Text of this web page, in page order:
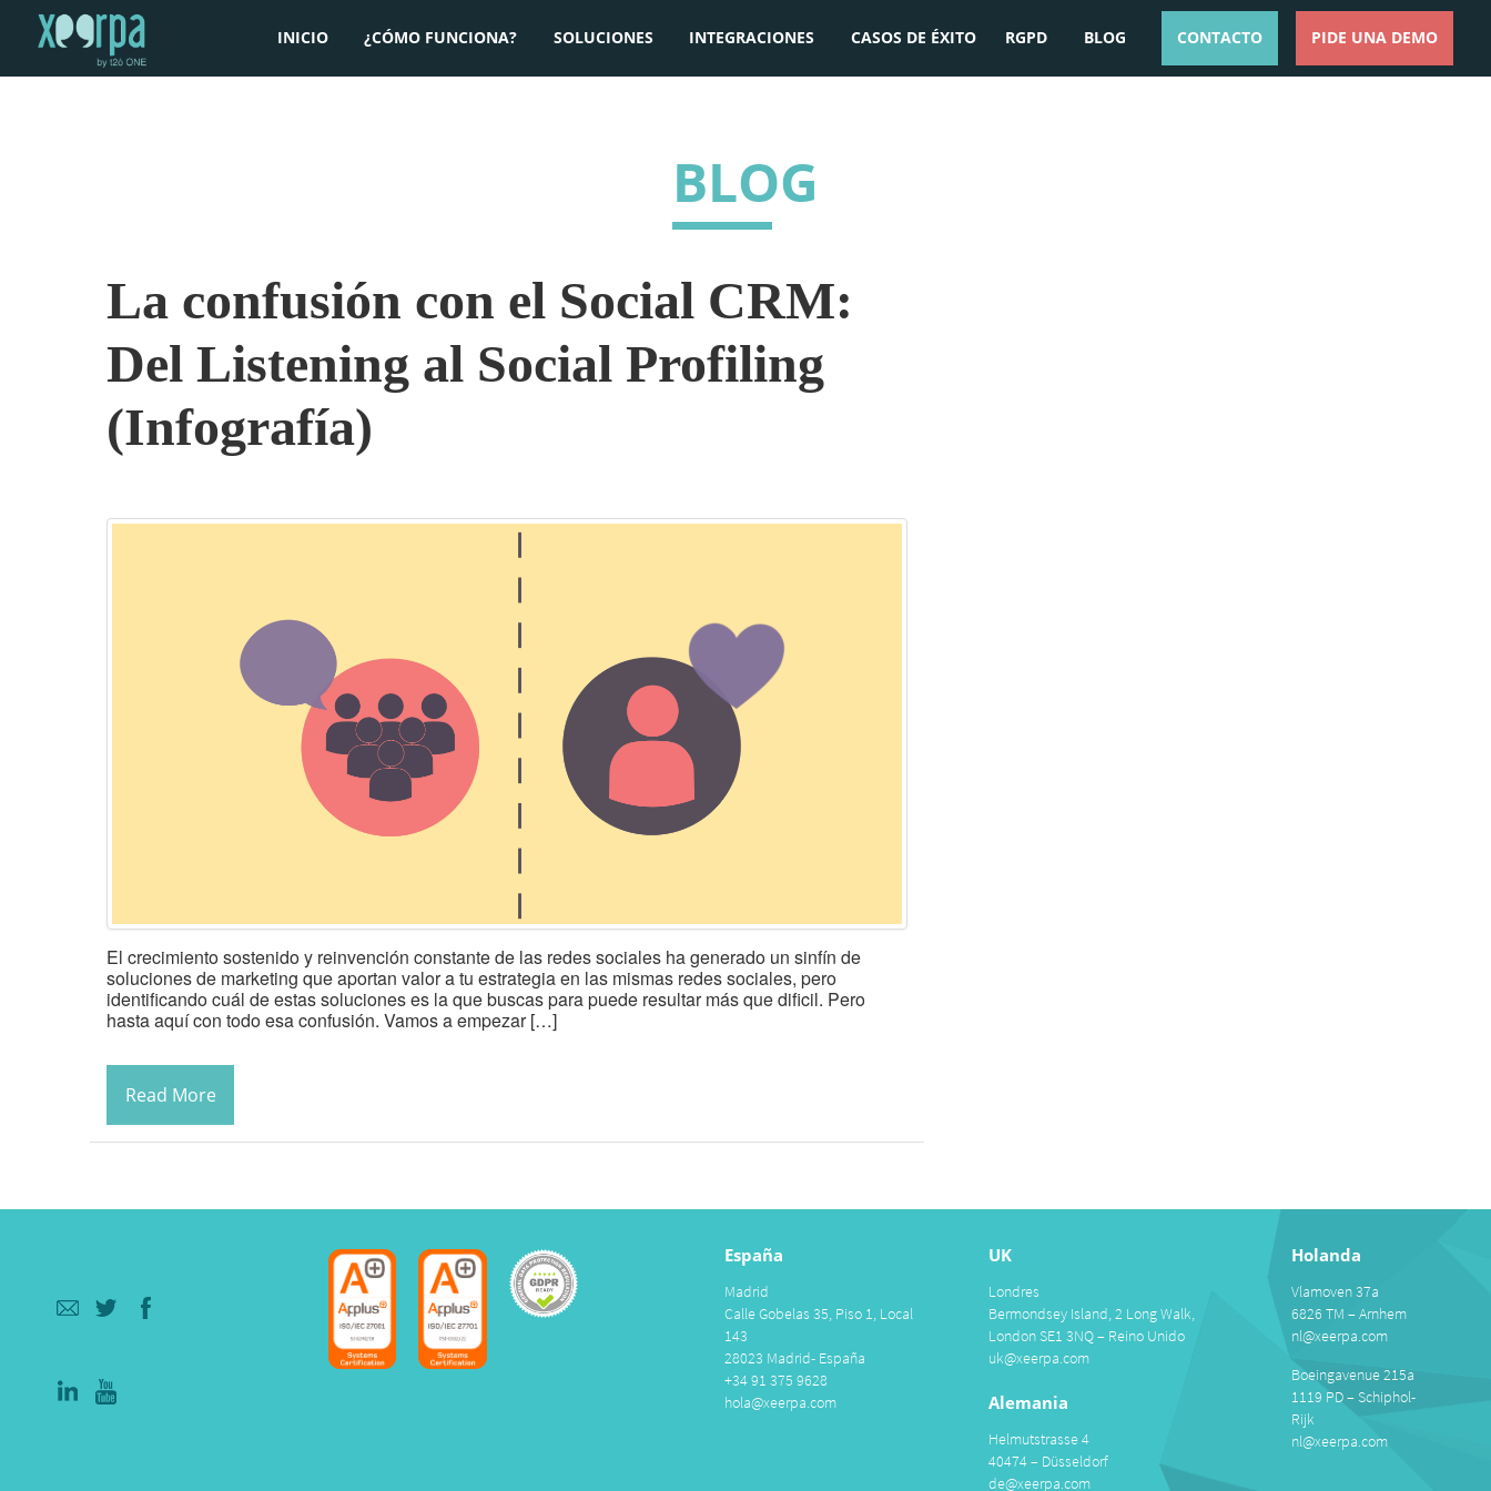
INICIO ¿CÓMO FUNCIONA? SOLUCIONES INTEGRACIONES CASOS DE ÉXITO RGPD BLOG CONTACTO PIDE UNA DEMO
BLOG
La confusión con el Social CRM:
Del Listening al Social Profiling
(Infografía)
El crecimiento sostenido y reinvención constante de las redes sociales ha generado un sinfín de
soluciones de marketing que aportan valor a tu estrategia en las mismas redes sociales, pero
identificando cuál de estas soluciones es la que buscas para puede resultar más que dificil. Pero
hasta aquí con todo esa confusión. Vamos a empezar […]
Read More
España
Madrid
Calle Gobelas 35, Piso 1, Local
143
28023 Madrid- España
+34 91 375 9628
hola@xeerpa.com
UK
Londres
Bermondsey Island, 2 Long Walk,
London SE1 3NQ – Reino Unido
uk@xeerpa.com
Alemania
Helmutstrasse 4
40474 – Düsseldorf
de@xeerpa.com
Holanda
Vlamoven 37a
6826 TM – Arnhem
nl@xeerpa.com
Boeingavenue 215a
1119 PD – Schiphol-
Rijk
nl@xeerpa.com